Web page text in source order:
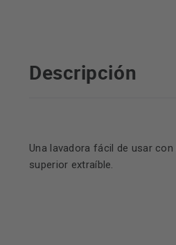
Descripción
Una lavadora fácil de usar
superior extraíble.